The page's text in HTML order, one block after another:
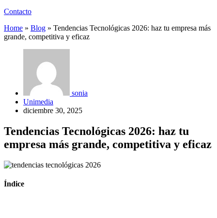
Contacto
Home » Blog » Tendencias Tecnológicas 2026: haz tu empresa más
grande, competitiva y eficaz
sonia
Unimedia
diciembre 30, 2025
Tendencias Tecnológicas 2026: haz tu
empresa más grande, competitiva y eficaz
Índice